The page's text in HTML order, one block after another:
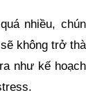
nhiều,
không trở
như kế